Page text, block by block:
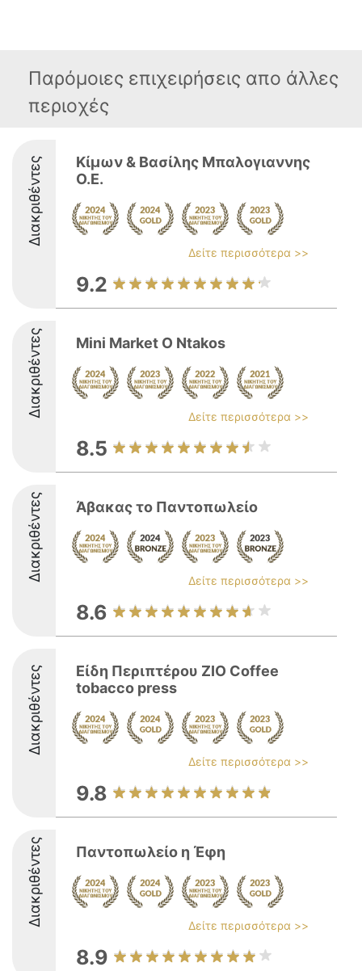
Παρόμοιες επιχειρήσεις απο άλλες
περιοχές
Διακριθέντες
Κίμων & Βασίλης Μπαλογιαννης
Ο.Ε.
Δείτε περισσότερα >>
9.2
Διακριθέντες Mini Market O Ntakos
Δείτε περισσότερα >>
8.5
Διακριθέντες Άβακας το Παντοπωλείο
Δείτε περισσότερα >>
8.6
Διακριθέντες
Είδη Περιπτέρου ZIO Coffee
tobacco press
Δείτε περισσότερα >>
9.8
Διακριθέντες Παντοπωλείο η Έφη
Δείτε περισσότερα >>
8.9